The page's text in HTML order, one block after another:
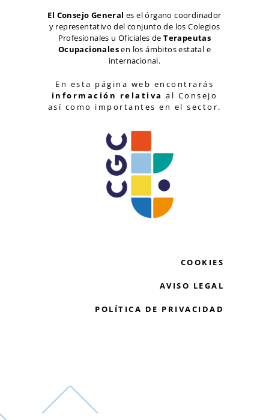
El Consejo General es el órgano coordinador
y representativo del conjunto de los Colegios
Profesionales u Oficiales deTerapeutas
Ocupacionalesen los ámbitos estatal e
internacional.
En esta página web encontrarás
información relativa al Consejo
así como importantes en el sector.
COOKIES
AVISO LEGAL
POLÍTICA DE PRIVACIDAD